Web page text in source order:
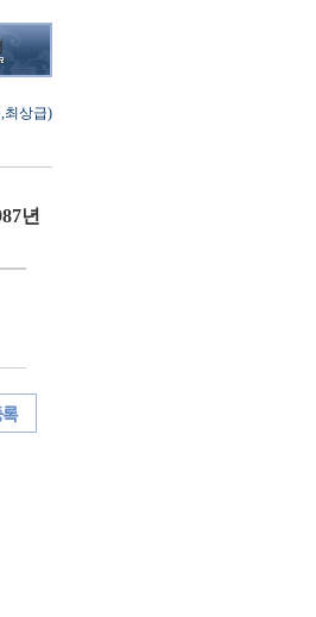
최상급)
년